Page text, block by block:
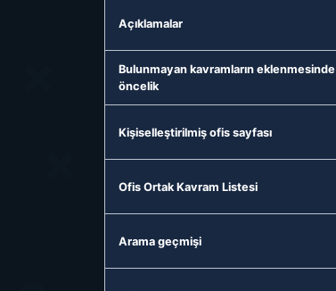
Açıklamalar
Bulunmayan kavramların eklenmesinde
öncelik
Kişiselleştirilmiş ofis sayfası
Ofis Ortak Kavram Listesi
Arama geçmişi